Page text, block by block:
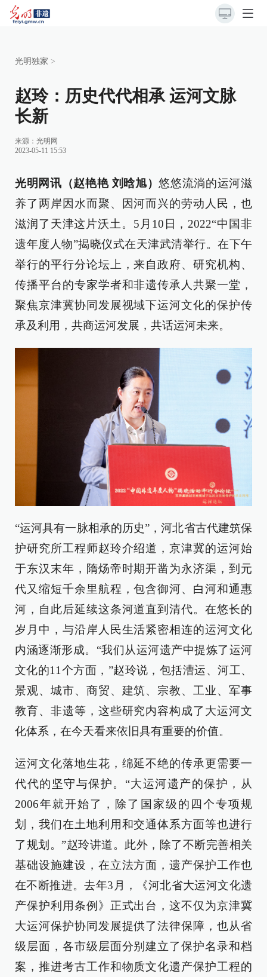
光明独家 >
赵玲：历史代代相承 运河文脉
长新
来源： 光明网
2023-05-11 15:53
光明网讯（赵艳艳 刘晗旭）悠悠流淌的运河滋
养了两岸因水而聚、因河而兴的劳动人民，也
滋润了天津这片沃土。5月10日，2022“中国非
遗年度人物”揭晓仪式在天津武清举行。在下午
举行的平行分论坛上，来自政府、研究机构、
传播平台的专家学者和非遗传承人共聚一堂，
聚焦京津冀协同发展视域下运河文化的保护传
承及利用，共商运河发展，共话运河未来。
“运河具有一脉相承的历史”，河北省古代建筑保
护研究所工程师赵玲介绍道，京津冀的运河始
于东汉末年，隋炀帝时期开凿为永济渠，到元
代又缩短千余里航程，包含御河、白河和通惠
河，自此后延续这条河道直到清代。在悠长的
岁月中，与沿岸人民生活紧密相连的运河文化
内涵逐渐形成。“我们从运河遗产中提炼了运河
文化的11个方面，”赵玲说，包括漕运、河工、
景观、城市、商贸、建筑、宗教、工业、军事
教育、非遗等，这些研究内容构成了大运河文
化体系，在今天看来依旧具有重要的价值。
运河文化落地生花，绵延不绝的传承更需要一
代代的坚守与保护。“大运河遗产的保护，从
2006年就开始了，除了国家级的四个专项规
划，我们在土地利用和交通体系方面等也进行
了规划。”赵玲讲道。此外，除了不断完善相关
基础设施建设，在立法方面，遗产保护工作也
在不断推进。去年3月，《河北省大运河文化遗
产保护利用条例》正式出台，这不仅为京津冀
大运河保护协同发展提供了法律保障，也从省
级层面，各市级层面分别建立了保护名录和档
案，推进考古工作和物质文化遗产保护工程的